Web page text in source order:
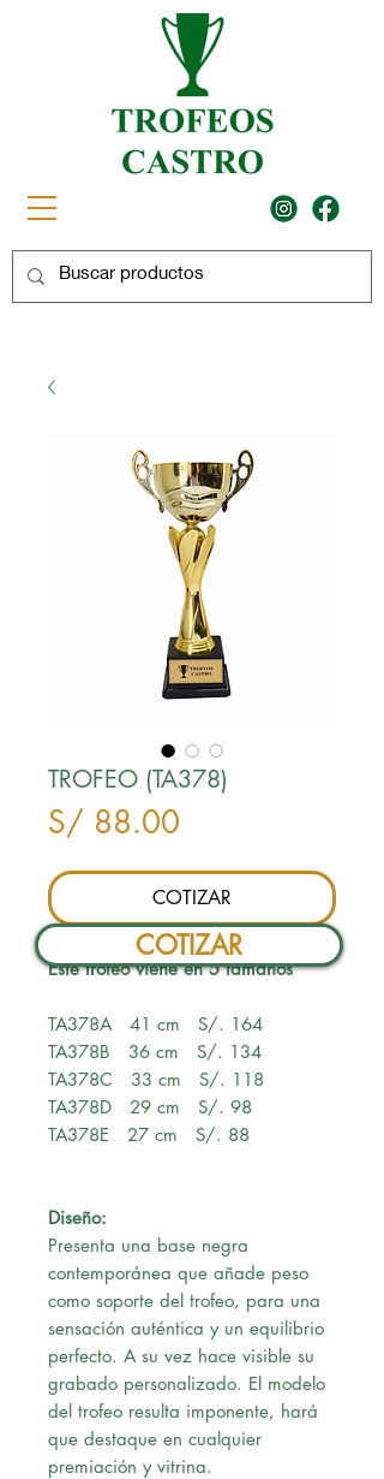
TROFEO (TA378)
S/ 88.00
COTIZAR
Este trofeo viene en 5 tamaños
TA378A 41 cm S/. 164
TA378B 36 cm S/. 134
TA378C 33 cm S/. 118
TA378D 29 cm S/. 98
TA378E 27 cm S/. 88
Diseño:
Presenta una base negra
contemporánea que añade peso
como soporte del trofeo, para una
sensación auténtica y un equilibrio
perfecto. A su vez hace visible su
grabado personalizado. El modelo
del trofeo resulta imponente, hará
que destaque en cualquier
premiación y vitrina.
COTIZAR